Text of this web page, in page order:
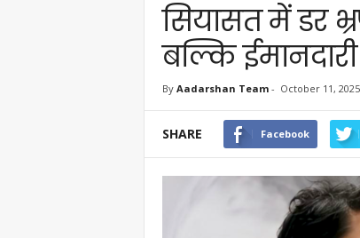
सियासत में डर
बल्कि
By Aadarshan Team- October 11, 2025
SHARE Facebook